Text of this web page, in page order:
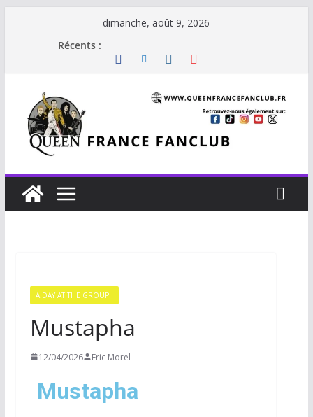
dimanche, août 9, 2026
Récents :
A DAY AT THE GROUP !
Mustapha
12/04/2026 Eric Morel
Mustapha